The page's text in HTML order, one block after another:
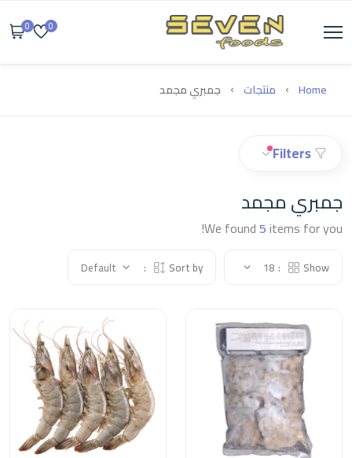
0
0
Home منتجات جمبري مجمد
Filters
جمبري مجمد
We found5items for you!
Show:
18
Sort by:
Default